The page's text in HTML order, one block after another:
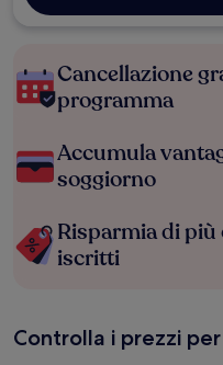
Cancellazione
programma
Accumula
soggiorno
Risparmia di
iscritti
Controlla i prezzi